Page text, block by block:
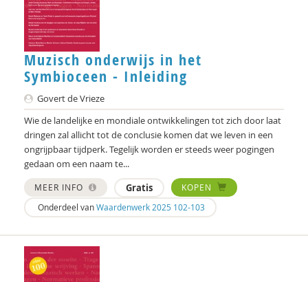
Michiel Bos
Noortje Bot
Bram van Boxtel
Jules Brabers
Jan Bransen
Yannick Brito Alves
Richard Brons
Denijs Bru
Ellen de Bruin
Alain Caillé e.v.a
Muzisch onderwijs in het
Symbioceen - Inleiding
Govert de Vrieze
Wie de landelijke en mondiale ontwikkelingen tot zich door laat
dringen zal allicht tot de conclusie komen dat we leven in een
ongrijpbaar tijdperk. Tegelijk worden er steeds weer pogingen
gedaan om een naam te...
MEER INFO Gratis
KOPEN
Onderdeel vanWaardenwerk 2025 102-103